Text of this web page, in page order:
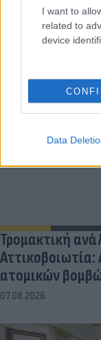
I want to
related to
device
Data
Τρομακτική
ατομικών
07.08.2026